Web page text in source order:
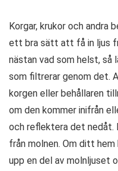
Korgar, krukor och andra
ett bra sätt att få in ljus
nästan vad som helst, så
som filtrerar genom det.
korgen eller behållaren
om den kommer inifrån
och reflektera det nedåt.
från molnen. Om ditt
upp en del av molnljuset